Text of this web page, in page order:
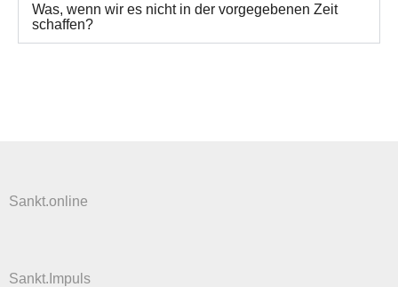
Was, wenn wir es nicht in der vorgegebenen Zeit
schaffen?
Sankt.online
Sankt.Impuls